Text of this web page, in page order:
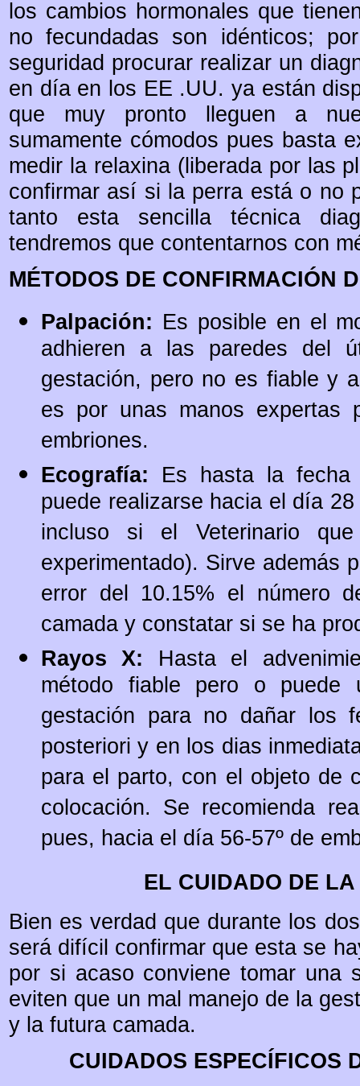
los cambios hormonales que
no fecundadas son idénticos;
seguridad procurar realizar un
en día en los EE .UU. ya están
que muy pronto lleguen a
sumamente cómodos pues basta
medir la relaxina (liberada por las
confirmar así si la perra está o no
tanto esta sencilla técnica
tendremos que contentarnos con
MÉTODOS DE CONFIRMACIÓN
Palpación: Es posible en el
adhieren a las paredes del
gestación, pero no es fiable y
es por unas manos expertas
embriones.
Ecografía: Es hasta la
puede realizarse hacia el día
incluso si el Veterinario
experimentado). Sirve además
error del 10.15% el número
camada y constatar si se ha
Rayos X: Hasta el
método fiable pero o
gestación para no dañar los
posteriori y en los dias
para el parto, con el objeto de
colocación. Se recomienda
pues, hacia el día 56-57º de
EL CUIDADO DE
Bien es verdad que durante los
será difícil confirmar que esta se
por si acaso conviene tomar una
eviten que un mal manejo de la
y la futura camada.
CUIDADOS ESPECÍFICOS